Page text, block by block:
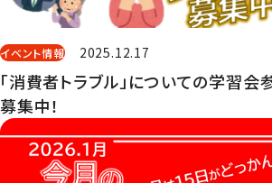
イベント情報 2025.12.17
「消費者トラブル」についての学習会
募集中！